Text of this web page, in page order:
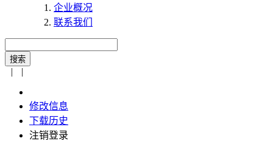
企业概况
联系我们
搜索
| |
修改信息
下载历史
注销登录